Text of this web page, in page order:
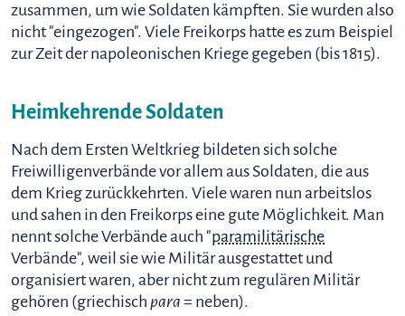
zusammen, um wie Soldaten kämpften. Sie wurden also
nicht "eingezogen". Viele Freikorps hatte es zum Beispiel
zur Zeit der napoleonischen Kriege gegeben (bis 1815).
Heimkehrende Soldaten
Nach dem Ersten Weltkrieg bildeten sich solche
Freiwilligenverbände vor allem aus Soldaten, die aus
dem Krieg zurückkehrten. Viele waren nun arbeitslos
und sahen in den Freikorps eine gute Möglichkeit. Man
nennt solche Verbände auch "paramilitärische
Verbände", weil sie wie Militär ausgestattet und
organisiert waren, aber nicht zum regulären Militär
gehören (griechisch para = neben).